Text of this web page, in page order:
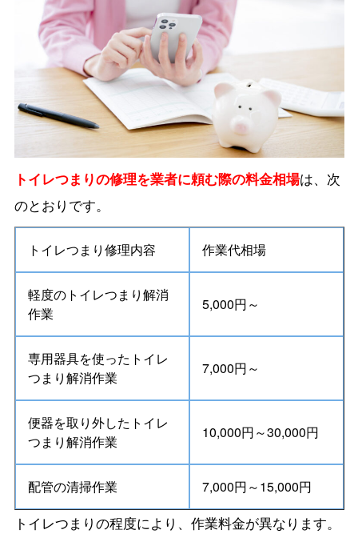
トイレつまりの修理を業者に頼む際の料金相場は、次
のとおりです。
トイレつまり修理内容 作業代相場
軽度のトイレつまり解消
作業
5,000円～
専用器具を使ったトイレ
つまり解消作業
7,000円～
便器を取り外したトイレ
つまり解消作業
10,000円～30,000円
配管の清掃作業 7,000円～15,000円
トイレつまりの程度により、作業料金が異なります。